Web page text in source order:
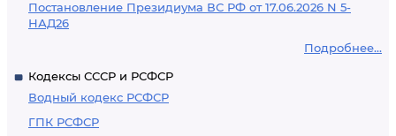
Постановление Президиума ВС РФ от 17.06.2026 N 5-
НАД26
Подробнее...
Кодексы СССР и РСФСР
Водный кодекс РСФСР
ГПК РСФСР